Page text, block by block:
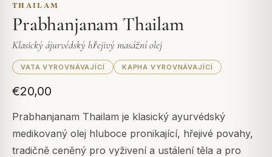
THAILAM
Prabhanjanam Thailam
Klasický ájurvédský hřejivý masážní olej
VATA VYROVNÁVAJÍCÍ KAPHA VYROVNÁVAJÍCÍ
€20,00
Prabhanjanam Thailam je klasický ayurvédský
medikovaný olej hluboce pronikající, hřejivé povahy,
tradičně ceněný pro vyživení a ustálení těla a pro